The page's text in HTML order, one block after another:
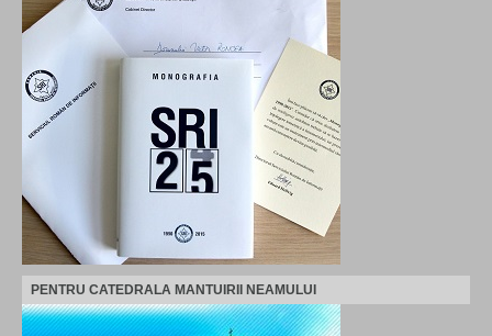
PENTRU CATEDRALA MANTUIRII NEAMULUI